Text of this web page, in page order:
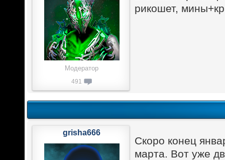
рикошет,
Модератор
491
Скоро конец
марта. Вот уже
grisha666